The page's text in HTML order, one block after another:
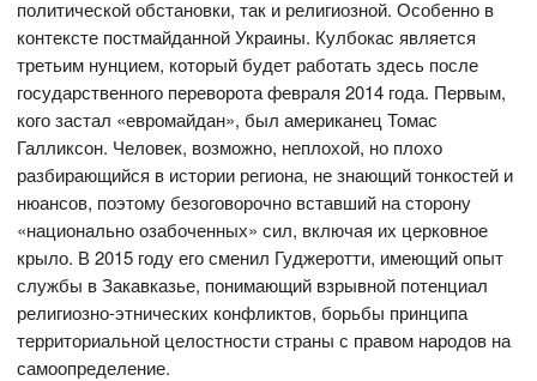
политической обстановки, так и религиозной. Особенно в
контексте постмайданной Украины. Кулбокас является
третьим нунцием, который будет работать здесь после
государственного переворота февраля 2014 года. Первым,
кого застал «евромайдан», был американец Томас
Галликсон. Человек, возможно, неплохой, но плохо
разбирающийся в истории региона, не знающий тонкостей и
нюансов, поэтому безоговорочно вставший на сторону
«национально озабоченных» сил, включая их церковное
крыло. В 2015 году его сменил Гуджеротти, имеющий опыт
службы в Закавказье, понимающий взрывной потенциал
религиозно-этнических конфликтов, борьбы принципа
территориальной целостности страны с правом народов на
самоопределение.